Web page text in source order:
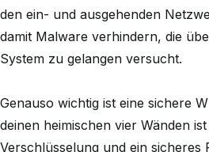
den ein- und ausgehenden
damit Malware verhindern, die
System zu gelangen versucht.
Genauso wichtig ist eine sichere
deinen heimischen vier Wänden
Verschlüsselung und ein